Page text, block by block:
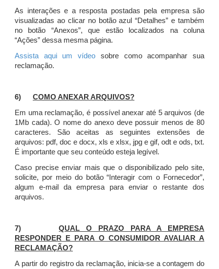
As interações e a resposta postadas pela empresa são
visualizadas ao clicar no botão azul “Detalhes” e também
no botão “Anexos”, que estão localizados na coluna
“Ações” dessa mesma página.
Assista aqui um vídeo sobre como acompanhar sua
reclamação.
6) COMO ANEXAR ARQUIVOS?
Em uma reclamação, é possível anexar até 5 arquivos (de
1Mb cada). O nome do anexo deve possuir menos de 80
caracteres. São aceitas as seguintes extensões de
arquivos: pdf, doc e docx, xls e xlsx, jpg e gif, odt e ods, txt.
É importante que seu conteúdo esteja legível.
Caso precise enviar mais que o disponibilizado pelo site,
solicite, por meio do botão “Interagir com o Fornecedor”,
algum e-mail da empresa para enviar o restante dos
arquivos.
7)QUAL O PRAZO PARA A EMPRESA
RESPONDER E PARA O CONSUMIDOR AVALIAR A
RECLAMAÇÃO?
A partir do registro da reclamação, inicia-se a contagem do